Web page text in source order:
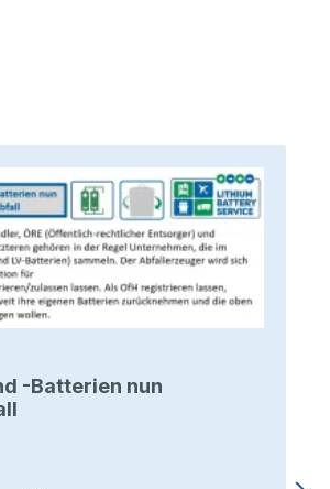
-Batterien nun